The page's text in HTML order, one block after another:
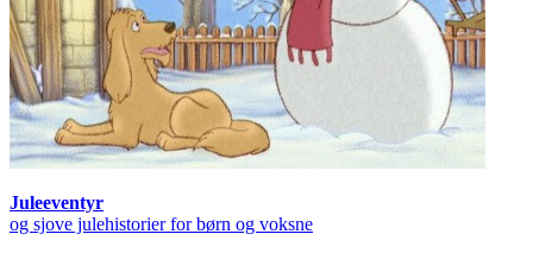
Juleeventyr
og sjove julehistorier for børn og voksne